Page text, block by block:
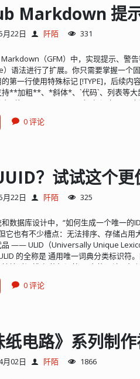
的 URL 格式类似。客户端可以使用类似
来访问服务器，这使得对 HTTP 的请求
文本格式，因此 CoAP 更加紧凑，可以
4B，相比之下，一个 HTTP 头部可能达
采用非长连接通信，适用于低功耗物
息，以实现可靠的消息传输。 消息类型
RST CON：需要被确认的请求，如果
需要被确认的请求，如果 NON 请求被
消息，可靠传输时候接收的消息不认识
息格式 消息头 必备，固定 4 个 byte。
2.00-5.31 Indicates a response.
MID，每个消息都有一个 ID ，重发的
个会话之后该 ID 会被回收利用。 token
应。token 类似消息 ID，用以标记消
8 字节的随机数，使伪造的报文无法
个或者多个。请求消息与回应消息都
对应的各个属性，类似参数或者特征描
选项类似于 HTTP 请求头，它包括
符 “0xFF”，如果没有 payload 标识符，
标识符但其后跟随的是 0 长度的
量温度，那么这个温度传感器的 URI 被
sensors/temperature CoAP
对应 “http” 或者 “coaps” 对应 “https”
月22日 阡陌 331
（GFM）中，实现提示、警
）语法进行了扩展。你只需要掌握一个
第一行使用特殊标记 [!TYPE]，后续内
**加粗**、*斜体*、`代码`、列表等大
字（如 NOTE, WARNING）必须大写。
，它们在渲染时会带有不同的颜色、图
速浏览时也应注意的有用信息。 [!TIP]
> 这是一条补充信息。 > [!TIP] > 这
> 警告，存在潜在风险。 >
于解释器）： Note 这是一条补充信息。
警告，存在潜在风险。 Caution 危
：提示框内部支持完整的 Markdown
：官方建议仅在对用户成功至关重要时
，防止读者视觉疲劳。 兼容性：这是
渲染器（如某些旧版编辑器）中，它
0 评论
？试试这个
月22日 阡陌 325
数据库设计中，“如何生成一个唯一的
它也有不少槽点：无法排序、存储占
品 —— ULID（Universally Unique
的全称是 通用唯一词典分类标识符
持按时间排序 的标识符。 它的设计目标
：生成顺序 = 时间顺序 紧凑可读：比
看起来是这样的：
Timestamp (48 bits)
│
0 评论
纸电路》系列制
月02日 阡陌 1866